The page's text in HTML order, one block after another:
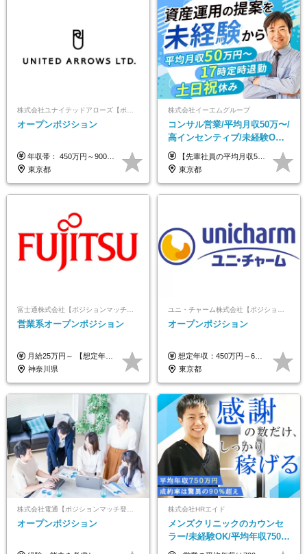
オープンポジション
年収帯： 450万円～900万円 ※経験・スキルを考慮の上、決定します。
東京都
株式会社イーエムグループ
コンサル営業/平均月収50万〜/
高インセンティブ/未経験OK/
残業なし/4,50代も活躍/ブラン
ク可/面接1回
【先輩社員の平均月収50万円】 月給30万円以上+インセンティブ+その他手当 ※経験・スキルを考慮の上で給与を決定します ※上記には5万円（月20時間分）のみなし残業代と一律手当（営業手当4万円、能力評価手当4万円）を含みます ※上記を超える残業代は別途全額支給します ※試用期間：3ヶ月あり（試用期間中の待遇に差異なし）
東京都
営業系オープンポジション
月給25万円～ 【想定年収】 400万円～1000万円（残業代及び諸手当込） ※ご経験、前年収、ご年齢に応じて決定します。
神奈川県
オープンポジション
想定年収：450万円～650万円 ※経験・能力を考慮の上、規定により優遇いたします ※試用期間6ヵ月（その間の給与・待遇に変動はありません）
東京都
株式会社電通【ポジションマッチ登録】
オープンポジション
株式会社HRエイド
メンズクリニックのカウンセ
ラー/未経験OK/平均年収750万
円/4人に1人が年収1000万円超